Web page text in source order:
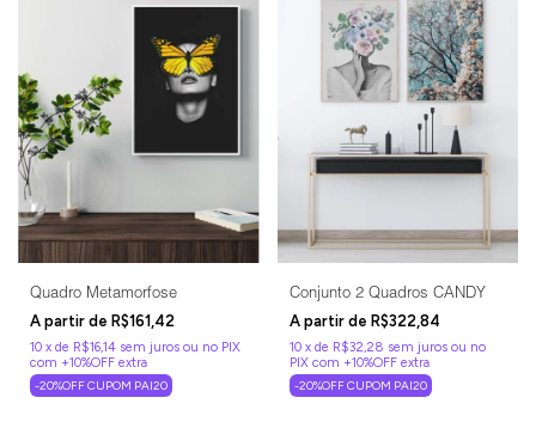
Quadro Metamorfose
R$161,42
10 x de R$16,14 sem juros
-20%OFF CUPOM PAI20
Conjunto 2 Quadros CANDY
R$322,84
10 x de R$32,28 sem juros
-20%OFF CUPOM PAI20